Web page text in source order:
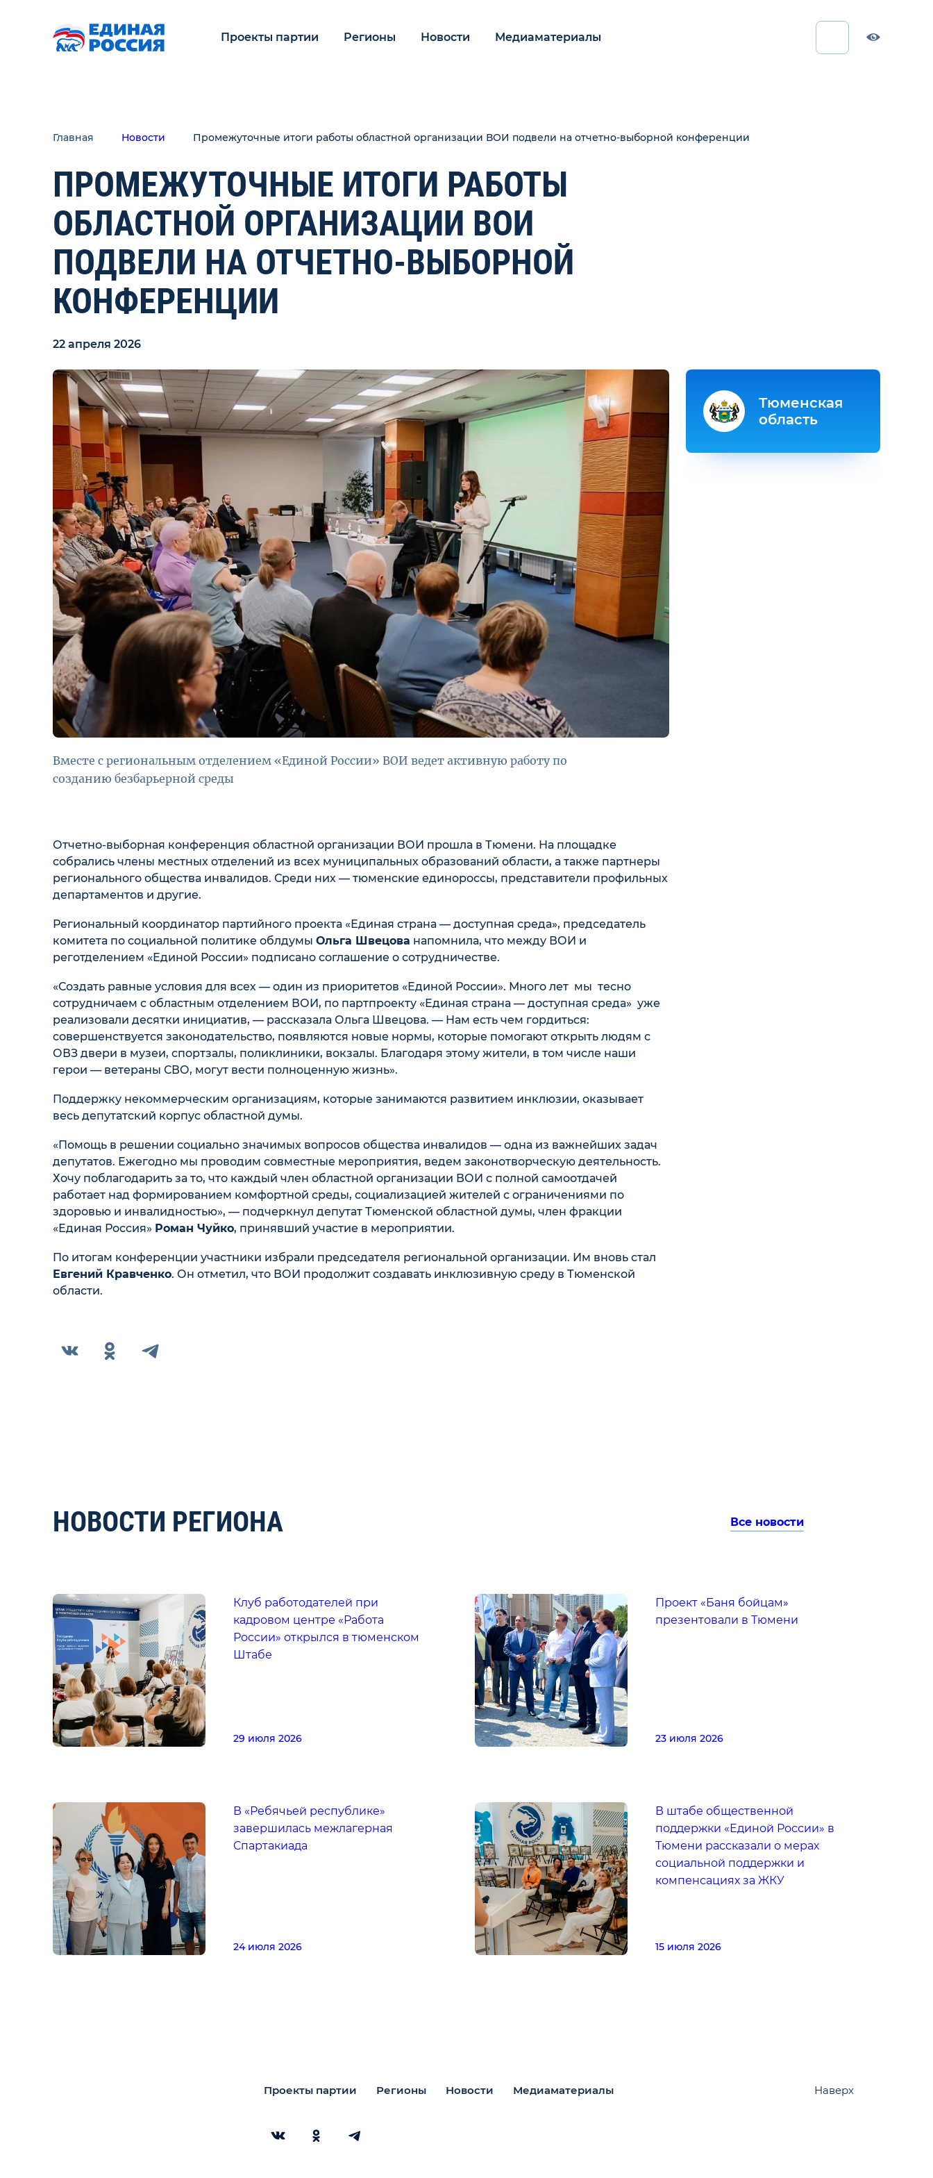
Проекты партии Регионы Новости Медиаматериалы
Главная Новости Промежуточные итоги работы областной организации ВОИ подвели на отчетно-выборной конференции
ПРОМЕЖУТОЧНЫЕ ИТОГИ РАБОТЫ
ОБЛАСТНОЙ ОРГАНИЗАЦИИ ВОИ
ПОДВЕЛИ НА ОТЧЕТНО-ВЫБОРНОЙ
КОНФЕРЕНЦИИ
22 апреля 2026
Вместе с региональным отделением «Единой России» ВОИ ведет активную работу по
созданию безбарьерной среды
Отчетно-выборная конференция областной организации ВОИ прошла в Тюмени. На площадке
собрались члены местных отделений из всех муниципальных образований области, а также партнеры
регионального общества инвалидов. Среди них — тюменские единороссы, представители профильных
департаментов и другие.
Региональный координатор партийного проекта «Единая страна — доступная среда», председатель
комитета по социальной политике облдумы Ольга Швецова напомнила, что между ВОИ и
реготделением «Единой России» подписано соглашение о сотрудничестве.
«Создать равные условия для всех — один из приоритетов «Единой России». Много лет мы тесно
сотрудничаем с областным отделением ВОИ, по партпроекту «Единая страна — доступная среда» уже
реализовали десятки инициатив, — рассказала Ольга Швецова. — Нам есть чем гордиться:
совершенствуется законодательство, появляются новые нормы, которые помогают открыть людям с
ОВЗ двери в музеи, спортзалы, поликлиники, вокзалы. Благодаря этому жители, в том числе наши
герои — ветераны СВО, могут вести полноценную жизнь».
Поддержку некоммерческим организациям, которые занимаются развитием инклюзии, оказывает
весь депутатский корпус областной думы.
«Помощь в решении социально значимых вопросов общества инвалидов — одна из важнейших задач
депутатов. Ежегодно мы проводим совместные мероприятия, ведем законотворческую деятельность.
Хочу поблагодарить за то, что каждый член областной организации ВОИ с полной самоотдачей
работает над формированием комфортной среды, социализацией жителей с ограничениями по
здоровью и инвалидностью», — подчеркнул депутат Тюменской областной думы, член фракции
«Единая Россия» Роман Чуйко, принявший участие в мероприятии.
По итогам конференции участники избрали председателя региональной организации. Им вновь стал
Евгений Кравченко. Он отметил, что ВОИ продолжит создавать инклюзивную среду в Тюменской
области.
Тюменская
область
НОВОСТИ РЕГИОНА Все новости
Клуб работодателей при
кадровом центре «Работа
России» открылся в тюменском
Штабе
29 июля 2026
В «Ребячьей республике»
завершилась межлагерная
Спартакиада
24 июля 2026
Проект «Баня бойцам»
презентовали в Тюмени
23 июля 2026
В штабе общественной
поддержки «Единой России» в
Тюмени рассказали о мерах
социальной поддержки и
компенсациях за ЖКУ
15 июля 2026
Проекты партии Регионы Новости Медиаматериалы Наверх